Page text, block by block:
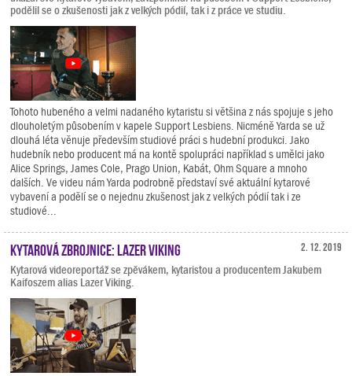
podělil se o zkušenosti jak z velkých pódií, tak i z práce ve studiu.
Tohoto hubeného a velmi nadaného kytaristu si většina z nás spojuje s jeho
dlouholetým působením v kapele Support Lesbiens. Nicméně Yarda se už
dlouhá léta věnuje především studiové práci s hudební produkci. Jako
hudebník nebo producent má na kontě spolupráci například s umělci jako
Alice Springs, James Cole, Prago Union, Kabát, Ohm Square a mnoho
dalších. Ve videu nám Yarda podrobně představí své aktuální kytarové
vybavení a podělí se o nejednu zkušenost jak z velkých pódií tak i ze
studiové...
2. 12. 2019
Kytarová zbrojnice: Lazer Viking
Kytarová videoreportáž se zpěvákem, kytaristou a producentem Jakubem
Kaifoszem alias Lazer Viking.